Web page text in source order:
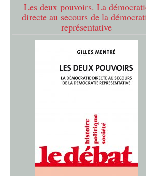
Les deux pouvoirs. La
directe au secours de la
représentative